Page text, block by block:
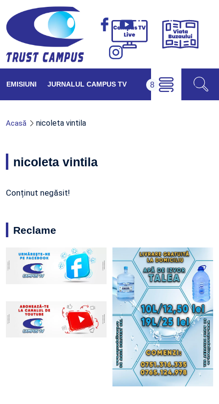
Campus
Viața
EMISIUNI JURNALUL CAMPUS TV
Acasă nicoleta vintila
nicoleta vintila
Conținut negăsit!
Reclame